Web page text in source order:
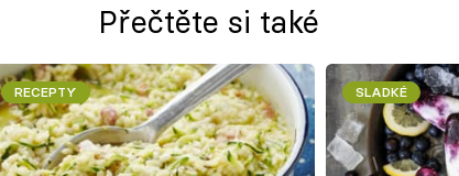
Přečtěte si také
RECEPTY SLADKÉ